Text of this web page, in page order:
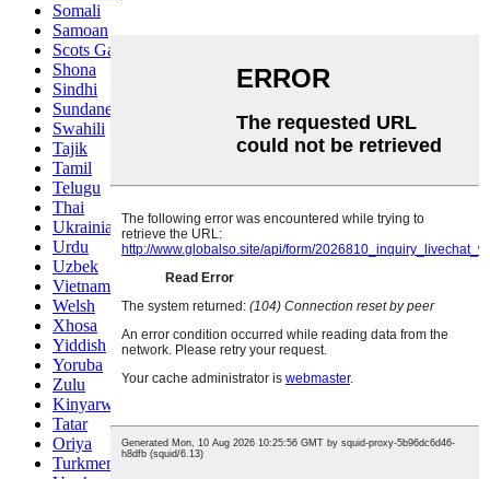
Somali
Samoan
Scots Gaelic
Shona
Sindhi
Sundanese
Swahili
Tajik
Tamil
Telugu
Thai
Ukrainian
Urdu
Uzbek
Vietnamese
Welsh
Xhosa
Yiddish
Yoruba
Zulu
Kinyarwanda
Tatar
Oriya
Turkmen